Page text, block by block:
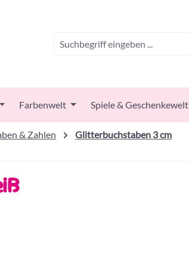
Farbenwelt Spiele & Geschenkewelt
& Zahlen Glitterbuchstaben 3 cm